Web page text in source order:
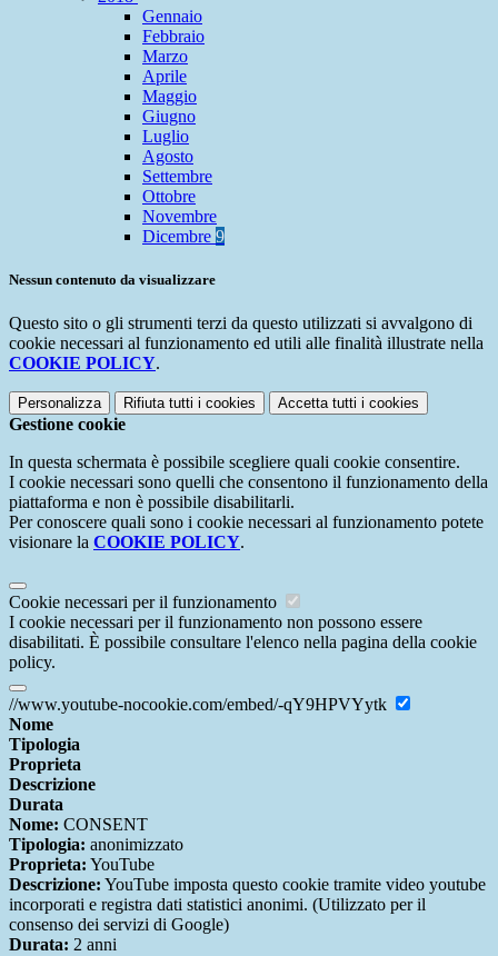
Gennaio
Febbraio
Marzo
Aprile
Maggio
Giugno
Luglio
Agosto
Settembre
Ottobre
Novembre
Dicembre 9
Nessun contenuto da visualizzare
Questo sito o gli strumenti terzi da questo utilizzati si avvalgono di
cookie necessari al funzionamento ed utili alle finalità illustrate nella
COOKIE POLICY.
Personalizza Rifiuta tutti i cookies Accetta tutti i cookies
Gestione cookie
In questa schermata è possibile scegliere quali cookie consentire.
I cookie necessari sono quelli che consentono il funzionamento della
piattaforma e non è possibile disabilitarli.
Per conoscere quali sono i cookie necessari al funzionamento potete
visionare la COOKIE POLICY.
Cookie necessari per il funzionamento
I cookie necessari per il funzionamento non possono essere
disabilitati. È possibile consultare l'elenco nella pagina della cookie
policy.
//www.youtube-nocookie.com/embed/-qY9HPVYytk
Nome
Tipologia
Proprieta
Descrizione
Durata
Nome: CONSENT
Tipologia: anonimizzato
Proprieta: YouTube
Descrizione: YouTube imposta questo cookie tramite video youtube
incorporati e registra dati statistici anonimi. (Utilizzato per il
consenso dei servizi di Google)
Durata: 2 anni